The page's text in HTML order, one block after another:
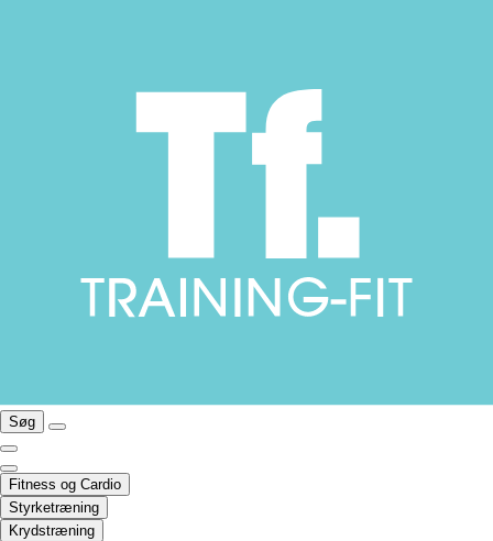
Søg
Fitness og Cardio
Styrketræning
Krydstræning